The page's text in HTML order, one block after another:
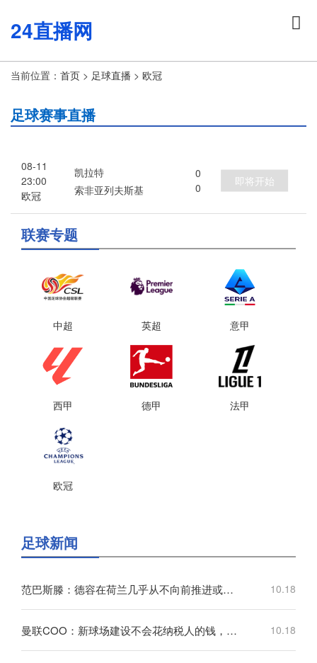
24直播网
当前位置： 首页 > 足球直播 > 欧冠
足球赛事直播
08-11
23:00
欧冠
凯拉特
0
0
索非亚列夫斯基
即将开始
联赛专题
中超 英超 意甲
西甲 德甲 法甲
欧冠
足球新闻
范巴斯滕：德容在荷兰几乎从不向前推进或转移球，这令人失望 10.18
曼联COO：新球场建设不会花纳税人的钱，曼联自行承担20亿镑费用 10.18